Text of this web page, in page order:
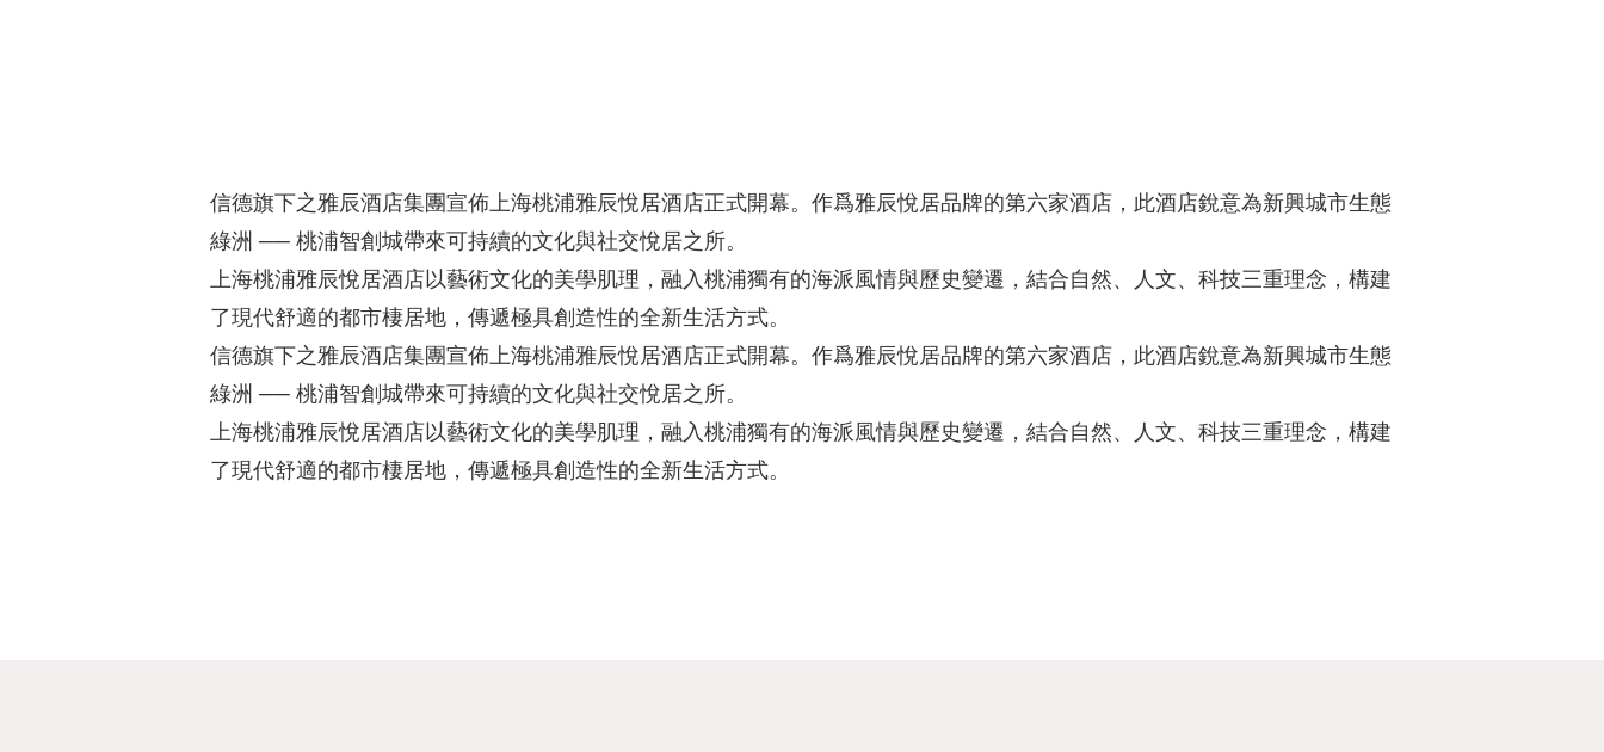
信德旗下之雅辰酒店集團宣佈上海桃浦雅辰悅居酒店正式開幕。作爲雅辰悅居品牌的第六家酒店，此酒店銳意為新興城市生態
綠洲 ── 桃浦智創城帶來可持續的文化與社交悅居之所。
上海桃浦雅辰悅居酒店以藝術文化的美學肌理，融入桃浦獨有的海派風情與歷史變遷，結合自然、人文、科技三重理念，構建
了現代舒適的都市棲居地，傳遞極具創造性的全新生活方式。
信德旗下之雅辰酒店集團宣佈上海桃浦雅辰悅居酒店正式開幕。作爲雅辰悅居品牌的第六家酒店，此酒店銳意為新興城市生態
綠洲 ── 桃浦智創城帶來可持續的文化與社交悅居之所。
上海桃浦雅辰悅居酒店以藝術文化的美學肌理，融入桃浦獨有的海派風情與歷史變遷，結合自然、人文、科技三重理念，構建
了現代舒適的都市棲居地，傳遞極具創造性的全新生活方式。